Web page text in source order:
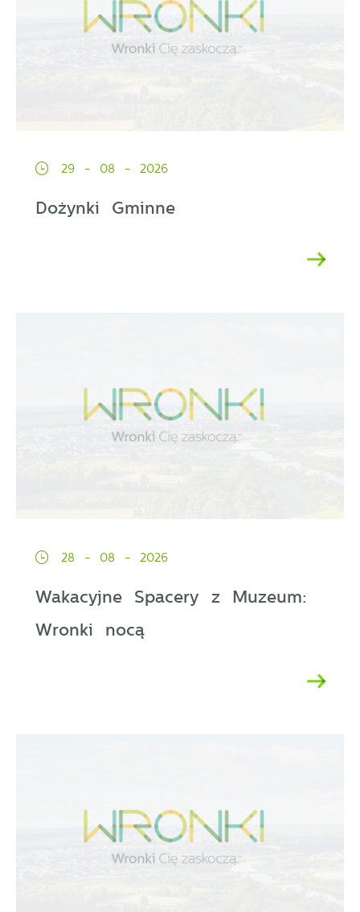
29 - 08 - 2026
Dożynki Gminne
28 - 08 - 2026
Wakacyjne Spacery z Muzeum:
Wronki nocą